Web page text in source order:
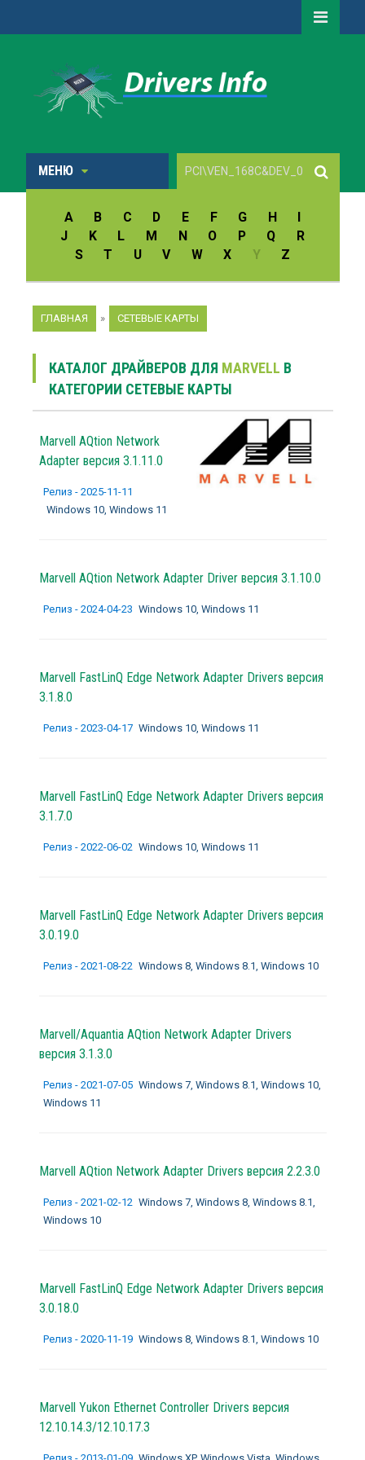
МЕНЮ
A B C D E F G H
I
J
K L M N O P Q
R
S
T U V W X Y Z
ГЛАВНАЯ » СЕТЕВЫЕ КАРТЫ
КАТАЛОГ ДРАЙВЕРОВ ДЛЯ MARVELL В
КАТЕГОРИИ СЕТЕВЫЕ КАРТЫ
Marvell AQtion Network
Adapter версия 3.1.11.0
Релиз - 2025-11-11
Windows 10, Windows 11
Marvell AQtion Network Adapter Driver версия 3.1.10.0
Релиз - 2024-04-23 Windows 10, Windows 11
Marvell FastLinQ Edge Network Adapter Drivers версия
3.1.8.0
Релиз - 2023-04-17 Windows 10, Windows 11
Marvell FastLinQ Edge Network Adapter Drivers версия
3.1.7.0
Релиз - 2022-06-02 Windows 10, Windows 11
Marvell FastLinQ Edge Network Adapter Drivers версия
3.0.19.0
Релиз - 2021-08-22 Windows 8, Windows 8.1, Windows 10
Marvell/Aquantia AQtion Network Adapter Drivers
версия 3.1.3.0
Релиз - 2021-07-05 Windows 7, Windows 8.1, Windows 10,
Windows 11
Marvell AQtion Network Adapter Drivers версия 2.2.3.0
Релиз - 2021-02-12 Windows 7, Windows 8, Windows 8.1,
Windows 10
Marvell FastLinQ Edge Network Adapter Drivers версия
3.0.18.0
Релиз - 2020-11-19 Windows 8, Windows 8.1, Windows 10
Marvell Yukon Ethernet Controller Drivers версия
12.10.14.3/12.10.17.3